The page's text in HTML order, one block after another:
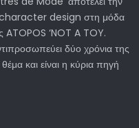
character design στη μόδα
ATOPOS ‘NOT A TOY.
δύο χρόνια της
και είναι η κύρια πηγή